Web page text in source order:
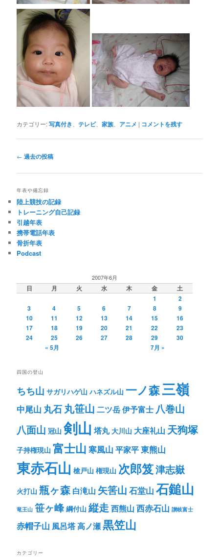
カテゴリー:写真付き 、テレビ、家族 アニメ | コメントを残す
投
ナ
ー
シ
ョ
ン
← 過去の投稿
年表や備忘録
陸上競技の記録
トレーニング自己記録
引越年表
携帯電話年表
骨折年表
Podcast
2007年6月
日 月 火 水 木 金
土
1
2
3
4 5 6 7 8
9
10
11 12 13 14 15
16
17
18 19 20 21 22
23
24
25 26 27 28 29
30
« 5月
7月 »
四国の登山
ちち山 サガリハゲ山 ハネズル山 一ノ森三嶺
中尾山 丸石丸笹山 二ツ岳伊予富士 八巻山
八面山 冠山 剣山 塔丸 大川山 大座礼山 天狗塚
子持権現山 富士山 寒風山 平家平東熊山
東赤石山 槍戸山 権現山 次郎笈津志嶽
火打山 瓶ヶ森 白滝山 矢筈山 石堂山 石鎚山
竜王山 笹ヶ峰 綱付山 縦走 西熊山 西赤石山 讃岐富士
赤帽子山 風呂塔高ノ瀬黒笠山
カテゴリー